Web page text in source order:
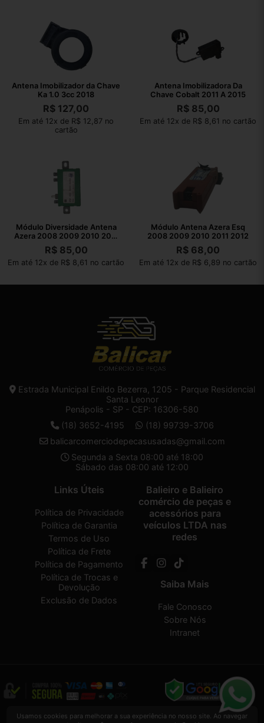
Antena Imobilizador da Chave
Ka 1.0 3cc 2018
R$ 127,00
Em até 12x de R$ 12,87 no
cartão
Antena Imobilizadora Da
Chave Cobalt 2011 A 2015
R$85,00
Em até 12x de R$ 8,61 no cartão
Módulo Diversidade Antena
Azera 2008 2009 2010 2011
2012
R$85,00
Em até 12x de R$ 8,61 no cartão
Módulo Antena Azera Esq
2008 2009 2010 2011 2012
R$ 68,00
Em até 12x de R$ 6,89 no cartão
Estrada Municipal Enildo Bezerra, 1205 - Parque Residencial
Santa Leonor
Penápolis - SP - CEP: 16306-580
(18) 3652-4195
(18) 99739-3706
balicarcomerciodepecasusadas@gmail.com
Segunda a Sexta 08:00 até 18:00
Sábado das 08:00 até 12:00
Links Úteis
Política de Privacidade
Política de Garantia
Termos de Uso
Política de Frete
Política de Pagamento
Política de Trocas e
Devolução
Exclusão de Dados
Balieiro e Balieiro
comércio de peças e
acessórios para
veículos LTDA nas
redes
Saiba Mais
Fale Conosco
Sobre Nós
Intranet
Balieiro e Balieiro comércio de peças e acessórios para veículos LTDA2026
Usamos cookies para melhorar a sua experiência no nosso site. Ao navegar